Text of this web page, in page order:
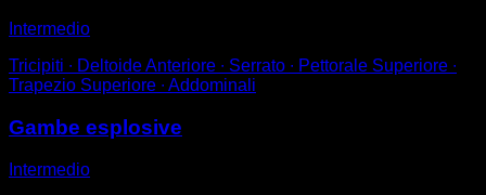
Intermedio
Tricipiti ∙ Deltoide Anteriore ∙ Serrato ∙ Pettorale Superiore ∙
Trapezio Superiore ∙ Addominali
Gambe esplosive
Intermedio